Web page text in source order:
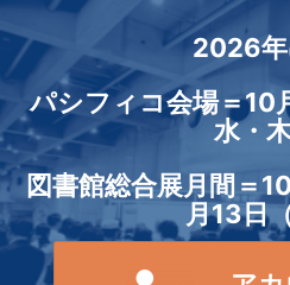
ニ
ュ
ー
2026年
パシフィコ会場＝10
水・木
図書館総合展月間＝
月13日